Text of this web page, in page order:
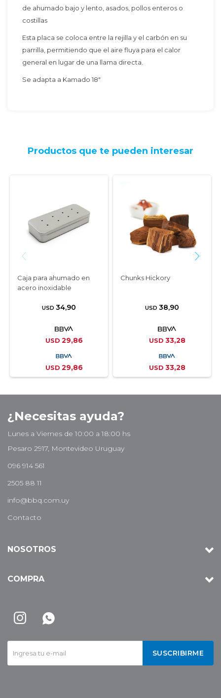
de ahumado bajo y lento, asados, pollos enteros o
costillas
Esta placa se coloca entre la rejilla y el carbón en su
parrilla, permitiendo que el aire fluya para el calor
general en lugar de una llama directa.
Se adapta a Kamado 18"
Productos que te pueden interesar
Caja para ahumado en
acero inoxidable
USD 34,90
USD 29,86
USD 29,86
Chunks Hickory
USD 38,90
USD 33,28
USD 33,28
 
SUSCRIBIRME
¿Necesitas ayuda?
Lunes a Viernes de 10:00 a 18:00 hs
Pesaro 2917, Montevideo Uruguay
096 914 561
2505 88 11
info@bbq.com.uy
Contacto
NOSOTROS
COMPRA